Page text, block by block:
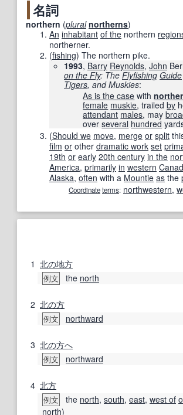
名詞
northern (plural northerns)
An inhabitant of the northern
northerner.
(fishing) The northern pike.
1993, Barry Reynolds, John
on the Fly: The Flyfishing Guide
Tigers, and Muskies:
As is the case with
female muskie, trailedby
attendant males, may
overseveral hundred
(Should we move, merge or split
film or other dramatic work set
19th or early 20th century in the
America, primarily in western
Alaska, often with a Mountie as the
Coordinateterms: northwestern,
1 北の地方
例文 the north
2 北の方
例文 northward
3 北の方へ
例文 northward
4 北方
例文 the north, south, east, west of
north)